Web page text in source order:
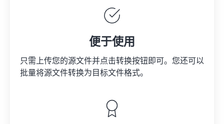
便于使用
只需上传您的源文件并点击转换按钮即可。您还可以
批量将源文件转换为目标文件格式。